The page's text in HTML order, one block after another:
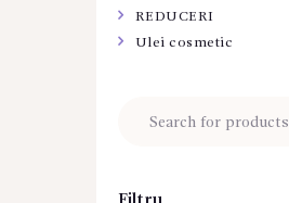
REDUCERI
Ulei cosmetic